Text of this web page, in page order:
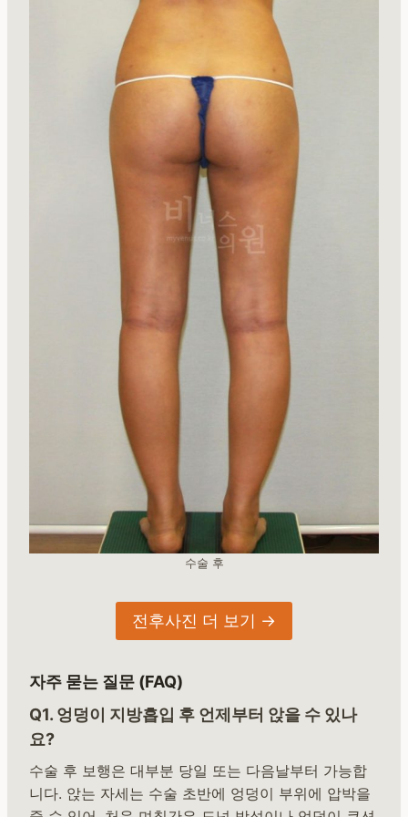
수술 후
전후사진 더 보기 →
자주 묻는 질문 (FAQ)
Q1. 엉덩이 지방흡입 후 언제부터 앉을 수 있나
요?
수술 후 보행은 대부분 당일 또는 다음날부터 가능합
니다. 앉는 자세는 수술 초반에 엉덩이 부위에 압박을